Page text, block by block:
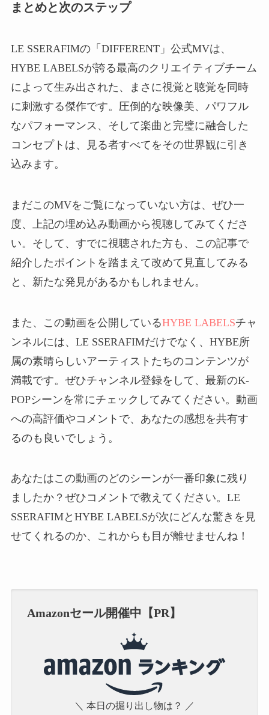
まとめと次のステップ
LE SSERAFIMの「DIFFERENT」公式MVは、
HYBE LABELSが誇る最高のクリエイティブチーム
によって生み出された、まさに視覚と聴覚を同時
に刺激する傑作です。圧倒的な映像美、パワフル
なパフォーマンス、そして楽曲と完璧に融合した
コンセプトは、見る者すべてをその世界観に引き
込みます。
まだこのMVをご覧になっていない方は、ぜひ一
度、上記の埋め込み動画から視聴してみてくださ
い。そして、すでに視聴された方も、この記事で
紹介したポイントを踏まえて改めて見直してみる
と、新たな発見があるかもしれません。
また、この動画を公開しているHYBE LABELSチャ
ンネルには、LE SSERAFIMだけでなく、HYBE所
属の素晴らしいアーティストたちのコンテンツが
満載です。ぜひチャンネル登録をして、最新のK-
POPシーンを常にチェックしてみてください。動画
への高評価やコメントで、あなたの感想を共有す
るのも良いでしょう。
あなたはこの動画のどのシーンが一番印象に残り
ましたか？ぜひコメントで教えてください。LE
SSERAFIMとHYBE LABELSが次にどんな驚きを見
せてくれるのか、これからも目が離せませんね！
Amazonセール開催中【PR】
＼ 本日の掘り出し物は？ ／